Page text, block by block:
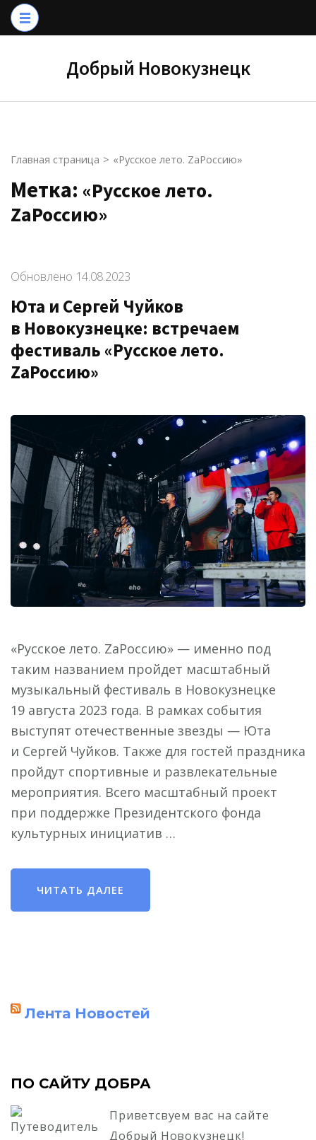
Перейти
Добрый Новокузнецк
Главная страница > «Русское лето. ZаРоссию»
Метка: «Русское лето.
ZаРоссию»
Обновлено 14.08.2023
Юта и Сергей Чуйков
в Новокузнецке: встречаем
фестиваль «Русское лето.
ZаРоссию»
«Русское лето. ZаРоссию» — именно под
таким названием пройдет масштабный
музыкальный фестиваль в Новокузнецке
19 августа 2023 года. В рамках события
выступят отечественные звезды — Юта
и Сергей Чуйков. Также для гостей праздника
пройдут спортивные и развлекательные
мероприятия. Всего масштабный проект
при поддержке Президентского фонда
культурных инициатив …
ЧИТАТЬ ДАЛЕЕ
Лента Новостей
ПО САЙТУ ДОБРА
Приветсвуем вас на сайте
Добрый Новокузнецк!